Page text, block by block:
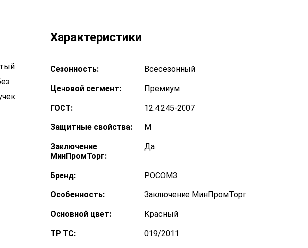
Характеристики
Сезонность: Всесезонный
Ценовой сегмент: Премиум
ГОСТ: 12.4.245-2007
Защитные свойства: М
Заключение
МинПромТорг:
Да
Бренд: РОСОМЗ
Особенность: Заключение МинПромТорг
Основной цвет: Красный
ТР ТС: 019/2011